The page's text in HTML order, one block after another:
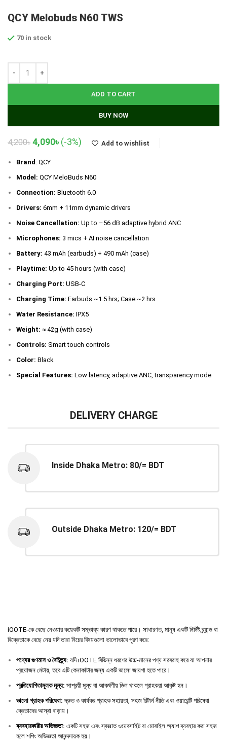
QCY Melobuds N60 TWS
70 in stock
ADD TO CART
BUY NOW
4,200৳ Original
was:
4,200৳.
4,090৳Current
4,090৳.
(-3%) Add to wishlist
Brand : QCY
Model: QCY MeloBuds N60
Connection: Bluetooth 6.0
Drivers: 6mm + 11mm dynamic drivers
Noise Cancellation: Up to –56 dB adaptive hybrid ANC
Microphones: 3 mics + AI noise cancellation
Battery: 43 mAh (earbuds) + 490 mAh (case)
Playtime: Up to 45 hours (with case)
Charging Port: USB-C
Charging Time: Earbuds ~1.5 hrs; Case ~2 hrs
Water Resistance: IPX5
Weight: ≈ 42g (with case)
Controls: Smart touch controls
Color: Black
Special Features: Low latency, adaptive ANC, transparency mode
DELIVERY CHARGE
Inside Dhaka Metro: 80/= BDT
Outside Dhaka Metro: 120/= BDT
iOOTE-কে বেছে নেওয়ার কয়েকটি সম্ভাব্য কারণ থাকতে পারে। সাধারণত, মানুষ একটি নির্দিষ্ট ব্র্যান্ড বা
বিক্রেতাকে বেছে নেয় যদি তারা নিচের বিষয়গুলো ভালোভাবে পূরণ করে:
পণ্যের গুণমান ও বৈচিত্র্য: যদি iOOTE বিভিন্ন ধরণের উচ্চ-মানের পণ্য সরবরাহ করে যা আপনার
প্রয়োজন মেটায়, তবে এটি কেনাকাটার জন্য একটি ভালো জায়গা হতে পারে।
প্রতিযোগিতামূলক মূল্য: সাশ্রয়ী মূল্য বা আকর্ষণীয় ডিল থাকলে গ্রাহকরা আকৃষ্ট হন।
ভালো গ্রাহক পরিষেবা: দ্রুত ও কার্যকর গ্রাহক সহায়তা, সহজ রিটার্ন নীতি এবং ওয়ারেন্টি পরিষেবা
ক্রেতাদের আস্থা বাড়ায়।
ব্যবহারকারীর অভিজ্ঞতা: একটি সহজ এবং স্বজ্ঞাত ওয়েবসাইট বা মোবাইল অ্যাপ ব্যবহার করা সহজ
হলে শপিং অভিজ্ঞতা আনন্দদায়ক হয়।